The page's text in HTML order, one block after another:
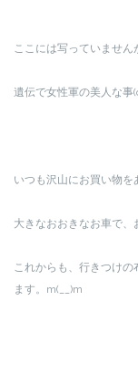
ここには写っていません
遺伝で女性軍の美人な事
いつも沢山にお買い物を
大きなおおきなお車で、
これからも、行きつけ
ます。m(__)m